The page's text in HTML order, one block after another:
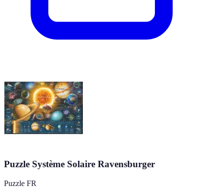
Puzzle Système Solaire Ravensburger
Puzzle FR